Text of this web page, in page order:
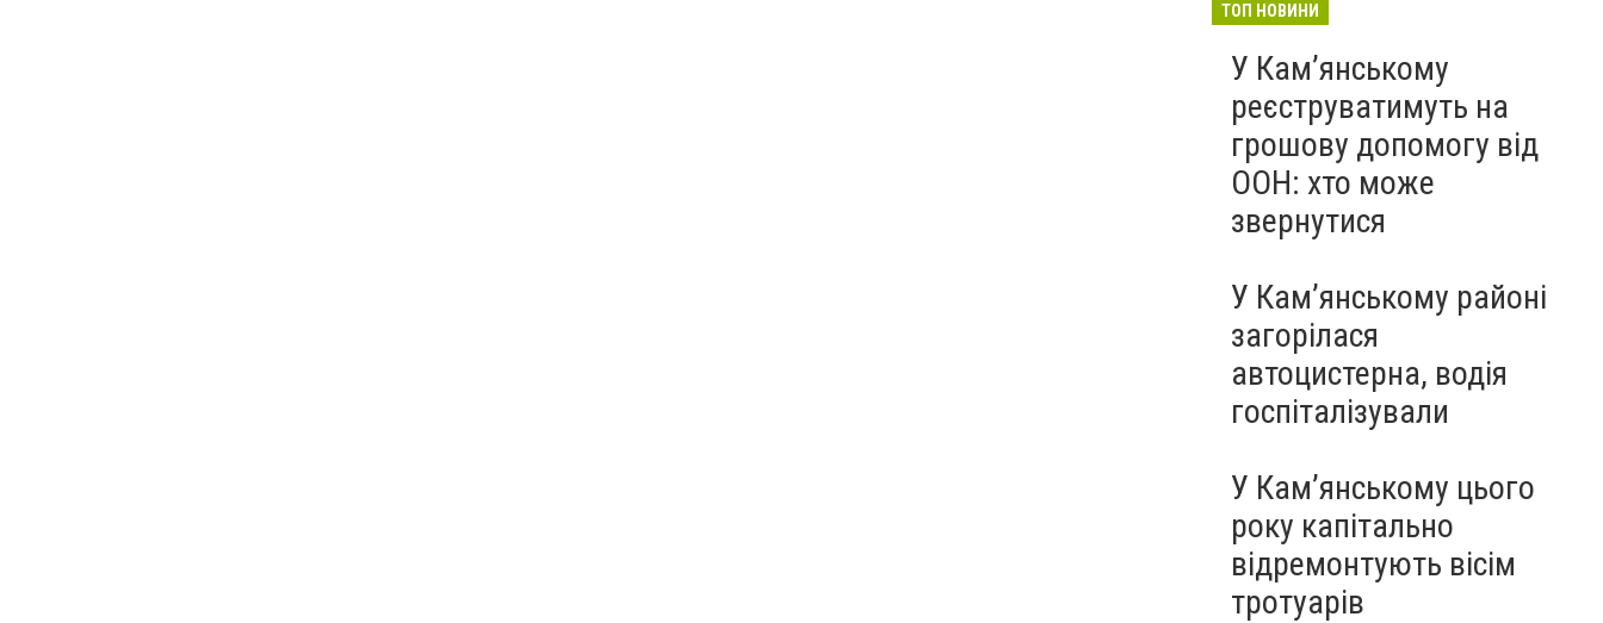
ТОП НОВИНИ
У Кам’янському
реєструватимуть на
грошову допомогу від
ООН: хто може
звернутися
У Кам’янському районі
загорілася
автоцистерна, водія
госпіталізували
У Кам’янському цього
року капітально
відремонтують вісім
тротуарів